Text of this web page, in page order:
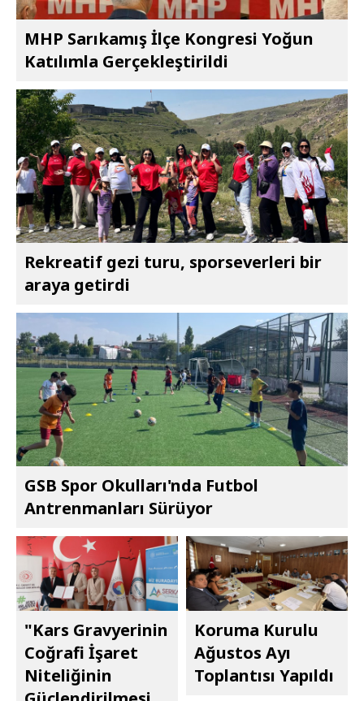
MHP Sarıkamış İlçe Kongresi Yoğun
Katılımla Gerçekleştirildi
Rekreatif gezi turu, sporseverleri bir
araya getirdi
GSB Spor Okulları'nda Futbol
Antrenmanları Sürüyor
"Kars Gravyerinin
Coğrafi İşaret
Niteliğinin
Koruma Kurulu
Ağustos Ayı
Toplantısı Yapıldı